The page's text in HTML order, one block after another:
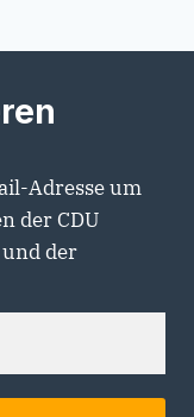
Adresse um
der CDU
der